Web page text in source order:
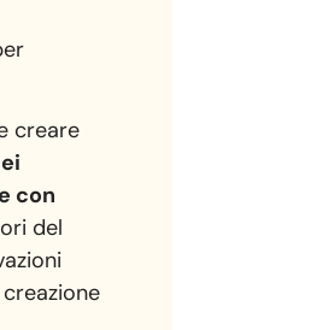
creare
con
del